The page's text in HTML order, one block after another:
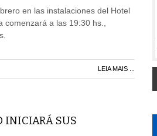
en las instalaciones del Hotel
a las 19:30 hs.,
LEIA MAIS ...
INICIARÁ SUS